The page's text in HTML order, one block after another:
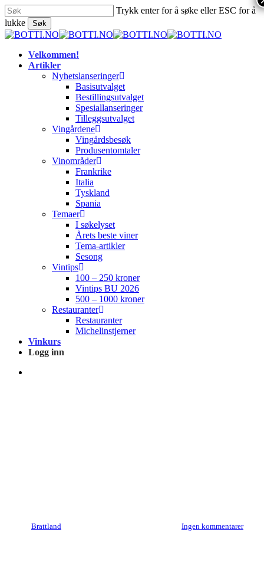
Skip
to
main
content
Trykk enter for å søke eller ESC for å
lukke
Søk
Close
search
Menu
Velkommen!
Artikler
Nyhetslanseringer
Basisutvalget
Bestillingsutvalget
Spesiallanseringer
Tilleggsutvalget
Vingårdene
Vingårdsbesøk
Produsentomtaler
Vinområder
Frankrike
Italia
Tyskland
Spania
Temaer
I søkelyset
Årets beste viner
Tema-artikler
Sesong
Vintips
100 – 250 kroner
Vintips BU 2026
500 – 1000 kroner
Restauranter
Restauranter
Michelinstjerner
Vinkurs
Logg inn
Brattland Ingen kommentarer